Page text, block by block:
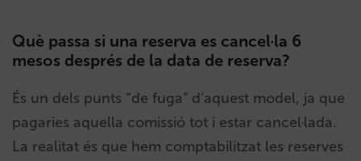
Què passa si una reserva es cancel·la 6
mesos després de la data de reserva?
És un dels punts “de fuga” d’aquest model, ja que
pagaries aquella comissió tot i estar cancel·lada.
La realitat és que hem comptabilitzat les reserves